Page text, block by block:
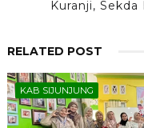
Kuranji,
RELATED POST
KAB SIJUNJUNG